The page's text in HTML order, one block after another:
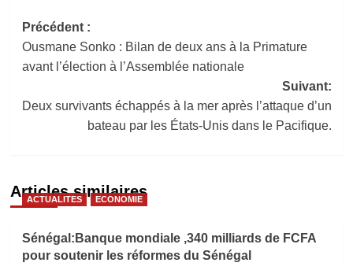
Navigation
d’article
Précédent :
Ousmane Sonko : Bilan de deux ans à la Primature
avant l’élection à l’Assemblée nationale
Suivant:
Deux survivants échappés à la mer après l’attaque d’un
bateau par les États-Unis dans le Pacifique.
Articles similaires
ACTUALITES ECONOMIE
Sénégal:Banque mondiale ,340 milliards de FCFA
pour soutenir les réformes du Sénégal